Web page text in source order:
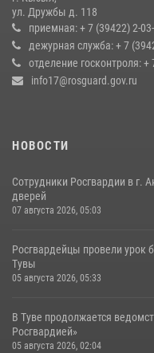
Кызылчанин поблагодарил
оперативное реагирование в
17 июля 2026, 07:22 1
ул. Дружбы д. 118
приемная: + 7 (39422) 2-
дежурная служба: + 7
отделение госконтроля: +
info17@rosguard.gov.ru
НОВОСТИ
Сотрудники Росгвардии в г.
дверей
07 августа 2026, 05:03
Росгвардейцы провели урок
Тувы
05 августа 2026, 05:33
В Туве продолжается
Росгвардией»
05 августа 2026, 02:04